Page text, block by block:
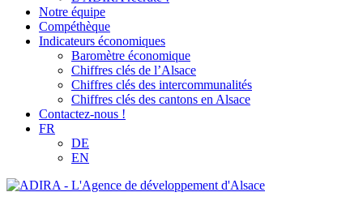
Notre équipe
Compéthèque
Indicateurs économiques
Baromètre économique
Chiffres clés de l’Alsace
Chiffres clés des intercommunalités
Chiffres clés des cantons en Alsace
Contactez-nous !
FR
DE
EN